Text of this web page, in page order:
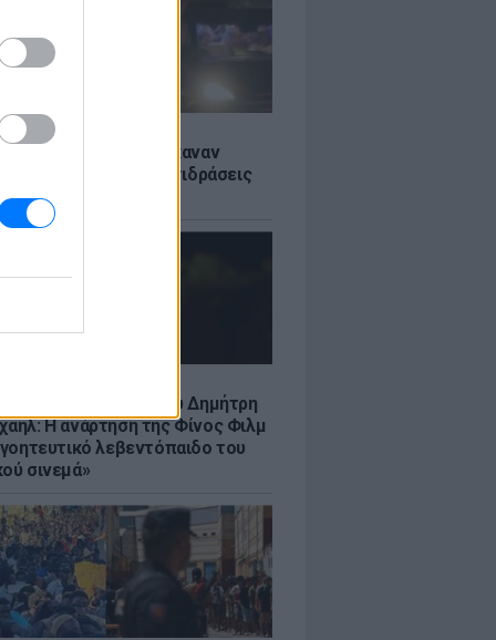
Ιταλοί τουρίστες έκαναν
βανάκι transfer - Αντιδράσεις
πάρτι
από τον θάνατο του Δημήτρη
Η ανάρτηση της Φίνος Φιλμ
λεβεντόπαιδο του
σινεμά»